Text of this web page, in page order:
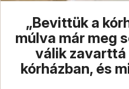
„Bevittük a
múlva már meg
válik zavarttá
kórházban, és